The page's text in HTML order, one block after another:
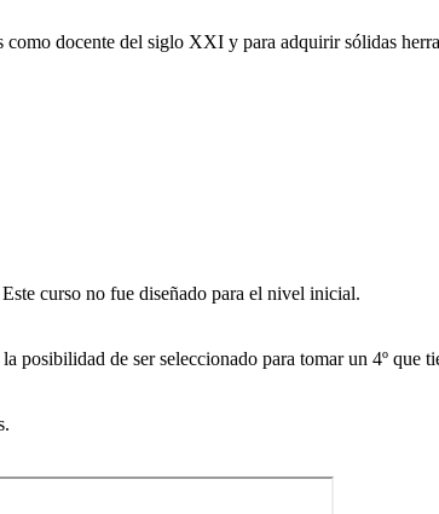
docente del siglo XXI y para adquirir sólidas
curso no fue diseñado para el nivel inicial.
de ser seleccionado para tomar un 4º que